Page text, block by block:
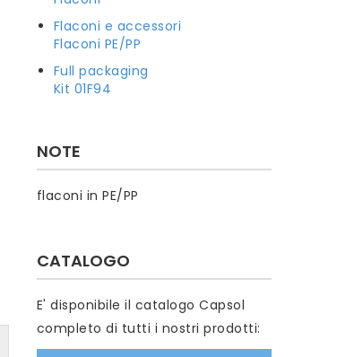
Flaconi e accessori
Flaconi PE/PP
Full packaging
Kit 01F94
NOTE
flaconi in PE/PP
CATALOGO
E' disponibile il catalogo Capsol
completo di tutti i nostri prodotti: